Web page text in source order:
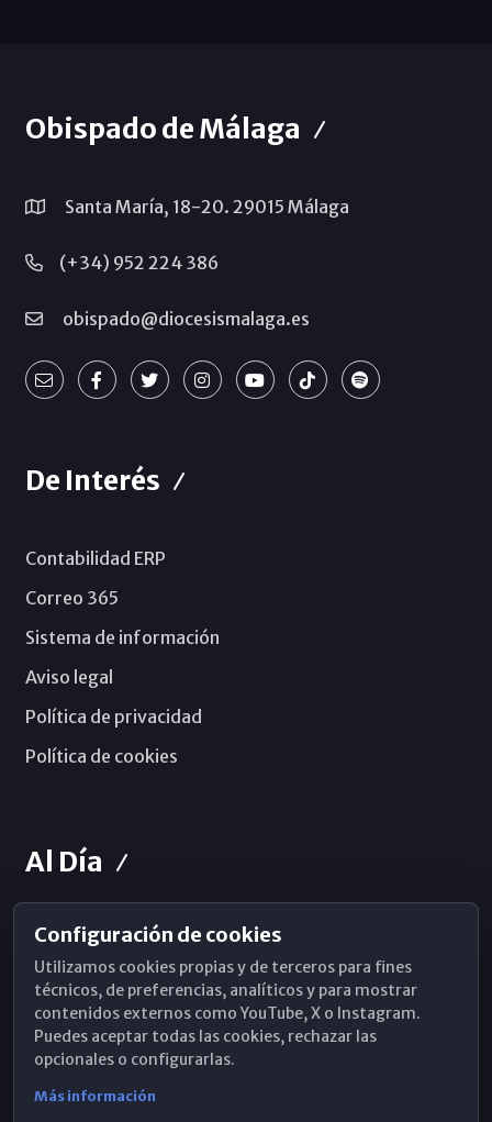
Obispado de Málaga
Santa María, 18-20. 29015 Málaga
(+34) 952 224 386
obispado@diocesismalaga.es
De Interés
Contabilidad ERP
Correo 365
Sistema de información
Aviso legal
Política de privacidad
Política de cookies
Al Día
Horarios de Misa
Hemeroteca
WhatsApp
Configuración de cookies
Utilizamos cookies propias y de terceros para fines
técnicos, de preferencias, analíticos y para mostrar
contenidos externos como YouTube, X o Instagram.
Puedes aceptar todas las cookies, rechazar las
opcionales o configurarlas.
Más información